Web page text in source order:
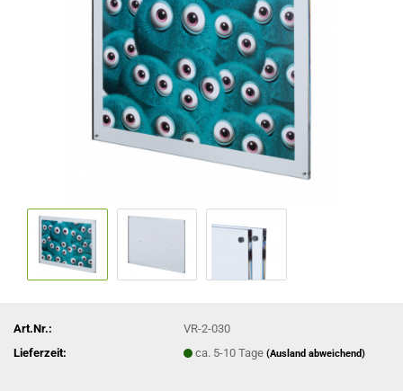
Art.Nr.:
VR-2-030
Lieferzeit:
ca. 5-10 Tage(Ausland abweichend)